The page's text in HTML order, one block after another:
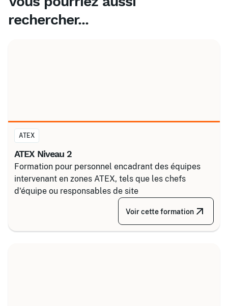
rechercher...
ATEX
ATEX Niveau 2
Formation pour personnel encadrant des équipes
intervenant en zones ATEX, tels que les chefs
d'équipe ou responsables de site
Voir cette formation